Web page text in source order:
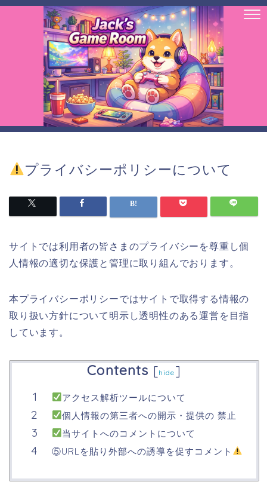
プライバシーポリシーについて
サイトでは利用者の皆さまのプライバシーを尊重し個
人情報の適切な保護と管理に取り組んでおります。
本プライバシーポリシーではサイトで取得する情報の
取り扱い方針について明示し透明性のある運営を目指
しています。
Contents [hide ]
アクセス解析ツールについて
個人情報の第三者への開示・提供の 禁止
当サイトへのコメントについて
⑤URLを貼り外部への誘導を促すコメント